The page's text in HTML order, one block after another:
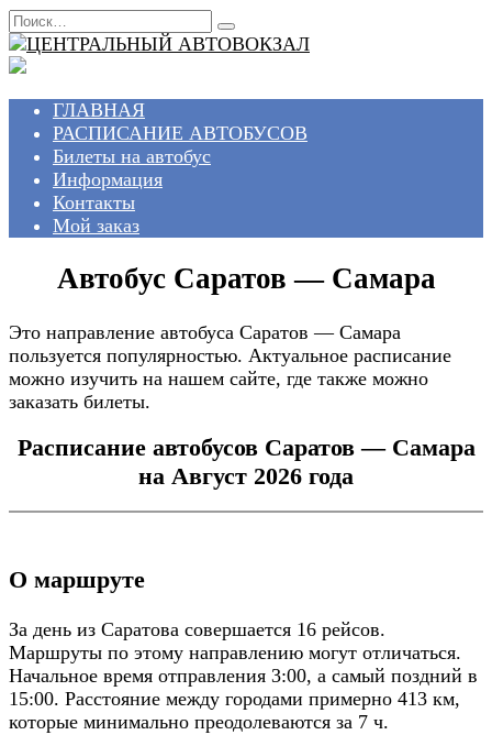
Перейти
к
содержанию
Search
for:
ГЛАВНАЯ
РАСПИСАНИЕ АВТОБУСОВ
Билеты на автобус
Информация
Контакты
Мой заказ
Автобус Саратов — Самара
Это направление автобуса Саратов — Самара
пользуется популярностью. Актуальное расписание
можно изучить на нашем сайте, где также можно
заказать билеты.
Расписание автобусов Саратов — Самара
на Август 2026 года
О маршруте
За день из Саратова совершается 16 рейсов.
Маршруты по этому направлению могут отличаться.
Начальное время отправления 3:00, а самый поздний в
15:00. Расстояние между городами примерно 413 км,
которые минимально преодолеваются за 7 ч.